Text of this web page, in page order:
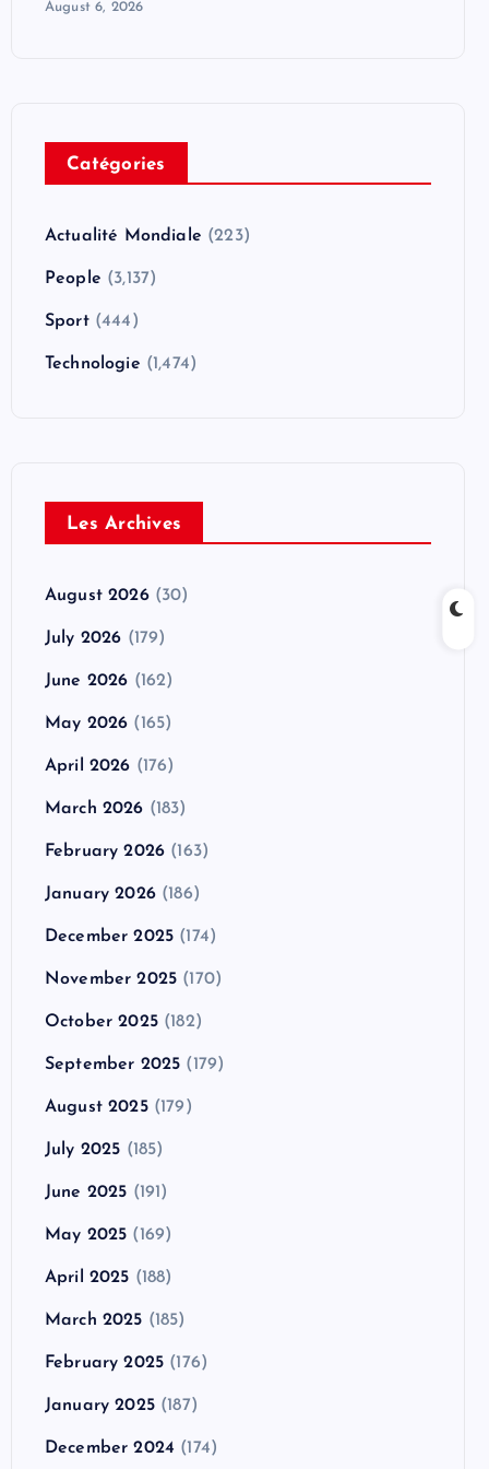
August 6, 2026
Catégories
Actualité Mondiale (223)
People (3,137)
Sport(444)
Technologie (1,474)
Les Archives
August 2026(30)
July 2026 (179)
June 2026 (162)
May 2026 (165)
April 2026 (176)
March 2026 (183)
February 2026 (163)
January 2026(186)
December 2025 (174)
November 2025 (170)
October 2025(182)
September 2025 (179)
August 2025(179)
July 2025 (185)
June 2025 (191)
May 2025 (169)
April 2025 (188)
March 2025 (185)
February 2025 (176)
January 2025(187)
December 2024 (174)